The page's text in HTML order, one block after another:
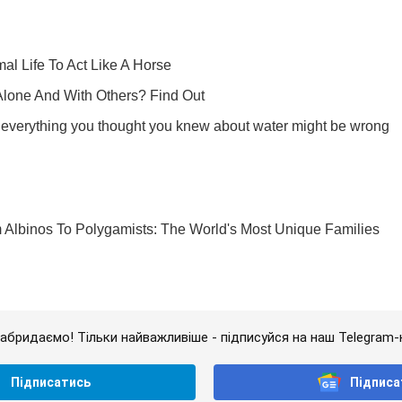
Тільки найважливіше - підписуйся на наш Telegram-
Підписатись